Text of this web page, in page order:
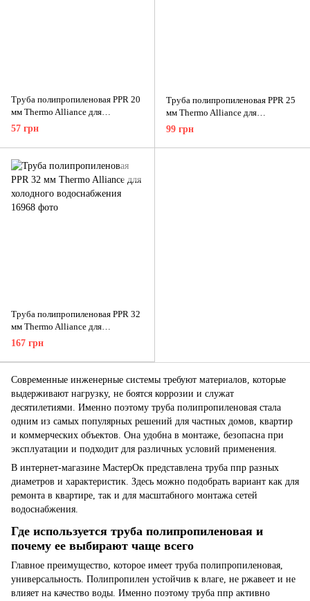
Труба полипропиленовая PPR 20
мм Thermo Alliance для
холодного водоснабжения
57 грн
Труба полипропиленовая PPR 25
мм Thermo Alliance для
холодного водоснабжения
99 грн
Труба полипропиленовая PPR 32
мм Thermo Alliance для
холодного водоснабжения
167 грн
Современные инженерные системы требуют материалов, которые
выдерживают нагрузку, не боятся коррозии и служат
десятилетиями. Именно поэтому труба полипропиленовая стала
одним из самых популярных решений для частных домов, квартир
и коммерческих объектов. Она удобна в монтаже, безопасна при
эксплуатации и подходит для различных условий применения.
В интернет-магазине МастерОк представлена труба ппр разных
диаметров и характеристик. Здесь можно подобрать вариант как для
ремонта в квартире, так и для масштабного монтажа сетей
водоснабжения.
Где используется труба полипропиленовая и
почему ее выбирают чаще всего
Главное преимущество, которое имеет труба полипропиленовая,
универсальность. Полипропилен устойчив к влаге, не ржавеет и не
влияет на качество воды. Именно поэтому труба ппр активно